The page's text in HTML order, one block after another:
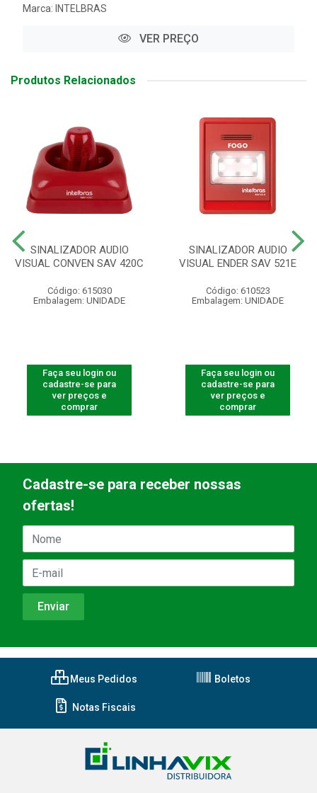
Marca: INTELBRAS
VER PREÇO
Produtos Relacionados
SINALIZADOR AUDIO
VISUAL CONVEN SAV 420C
Código: 615030
Embalagem: UNIDADE
Faça seu login ou
cadastre-se para
ver preços e
comprar
SINALIZADOR AUDIO
VISUAL ENDER SAV 521E
Código: 610523
Embalagem: UNIDADE
Faça seu login ou
cadastre-se para
ver preços e
comprar
Cadastre-se para receber nossas
ofertas!
Meus Pedidos Boletos
Notas Fiscais